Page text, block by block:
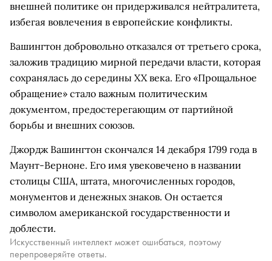
внешней политике он придерживался нейтралитета,
избегая вовлечения в европейские конфликты.
Вашингтон добровольно отказался от третьего срока,
заложив традицию мирной передачи власти, которая
сохранялась до середины XX века. Его «Прощальное
обращение» стало важным политическим
документом, предостерегающим от партийной
борьбы и внешних союзов.
Джордж Вашингтон скончался 14 декабря 1799 года в
Маунт-Верноне. Его имя увековечено в названии
столицы США, штата, многочисленных городов,
монументов и денежных знаков. Он остается
символом американской государственности и
доблести.
Искусственный интеллект может ошибаться, поэтому
перепроверяйте ответы.